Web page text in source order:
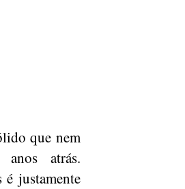
que nem
atrás.
é justamente